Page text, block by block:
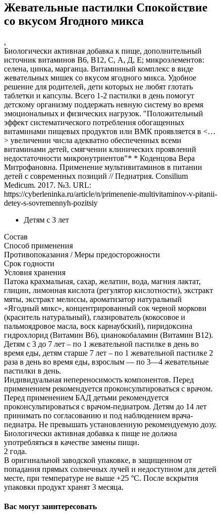
Жевательные пастилки Спокойствие
со вкусом Ягодного микса
,
Биологически активная добавка к пище, дополнительный
источник витаминов В6, В12, С, А, Д, Е; микроэлементов:
селена, цинка, марганца. Витаминный комплекс в виде
жевательных мишек со вкусом ягодного микса. Удобное
решение для родителей, дети которых не любят глотать
таблетки и капсулы. Всего 1-2 пастилки в день помогут
детскому организму поддержать невную систему во время
эмоциональных и физических нагрузок. "Положительный
эффект систематического потребления обогащенных
витаминами пищевых продуктов или ВМК проявляется в <…
> увеличении числа адекватно обеспеченных всеми
витаминами детей, смягчении клинических проявлений
недостаточности микронутриентов"* * Коденцова Вера
Митрофановна. Применение мультивитаминов в питании
детей с современных позиций // Педиатрия. Consilium
Medicum. 2017. №3. URL:
https://cyberleninka.ru/article/n/primenenie-multivitaminov-v-pitanii-
detey-s-sovremennyh-pozitsiy
Детям с 3 лет
Состав
Способ применения
Противопоказания / Меры предосторожности
Срок годности
Условия хранения
Патока крахмальная, сахар, желатин, вода, магния лактат,
глицин, лимонная кислота (регулятор кислотности), экстракт
мяты, экстракт мелиссы, ароматизатор натуральный
«Ягодный микс», концентрированный сок черной моркови
(краситель натуральный), глазирователь (кокосовое и
пальмоядровое масла, воск карнаубский), пиридоксина
гидрохлорид (Витамин В6), цианокобаламин (Витамин В12).
Детям с 3 до 7 лет – по 1 жевательной пастилке в день во
время еды, детям старше 7 лет – по 1 жевательной пастилке 2
раза в день во время еды, взрослым — по 3—4 жевательные
пастилки в день.
Индивидуальная непереносимость компонентов. Перед
применением рекомендуется проконсультироваться с врачом.
Перед применением БАД детьми рекомендуется
проконсультироваться с врачом-педиатром. Детям до 14 лет
принимать по согласованию и под наблюдением врача-
педиатра. Не превышать установленную рекомендуемую дозу.
Биологически активная добавка к пище не должна
употребляться в качестве замены пищи.
2 года.
В оригинальной заводской упаковке, в защищенном от
попадания прямых солнечных лучей и недоступном для детей
месте, при температуре не выше +25 °С. После вскрытия
упаковки продукт хранят 3 месяца.
Вас могут заинтересовать